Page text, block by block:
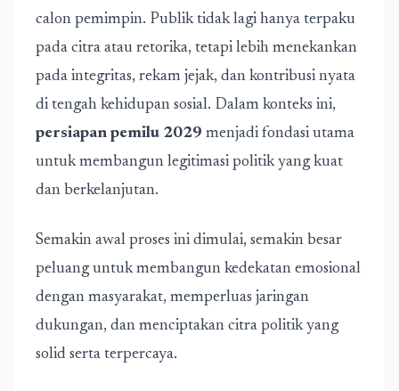
calon pemimpin. Publik tidak lagi hanya terpaku
pada citra atau retorika, tetapi lebih menekankan
pada integritas, rekam jejak, dan kontribusi nyata
di tengah kehidupan sosial. Dalam konteks ini,
persiapan pemilu 2029 menjadi fondasi utama
untuk membangun legitimasi politik yang kuat
dan berkelanjutan.
Semakin awal proses ini dimulai, semakin besar
peluang untuk membangun kedekatan emosional
dengan masyarakat, memperluas jaringan
dukungan, dan menciptakan citra politik yang
solid serta terpercaya.